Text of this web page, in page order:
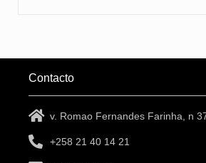
Contacto
v. Romao Fernandes Farinha, n
+258 21 40 14 21